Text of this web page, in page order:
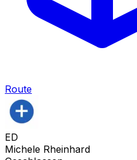
Route
ED
Michele Rheinhard